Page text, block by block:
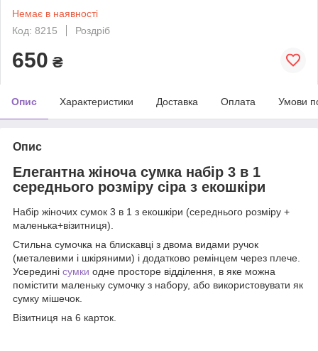
Немає в наявності
Код: 8215
Роздріб
650 ₴
Опис Характеристики Доставка Оплата Умови
Опис
Елегантна жіноча сумка набір 3 в 1
середнього розміру сіра з екошкіри
Набір жіночих сумок 3 в 1 з екошкіри (середнього розміру +
маленька+візитниця).
Стильна сумочка на блискавці з двома видами ручок
(металевими і шкіряними) і додатково ремінцем через плече.
Усередині сумки одне просторе відділення, в яке можна
помістити маленьку сумочку з набору, або використовувати як
сумку мішечок.
Візитниця на 6 карток.